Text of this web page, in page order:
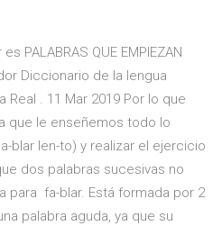
PALABRAS QUE EMPIEZAN
Diccionario de la lengua
. 11 Mar 2019 Por lo que
que le enseñemos todo lo
blar len-to) y realizar el ejercicio
dos palabras sucesivas no
para fa-blar. Está formada por 2
palabra aguda, ya que su